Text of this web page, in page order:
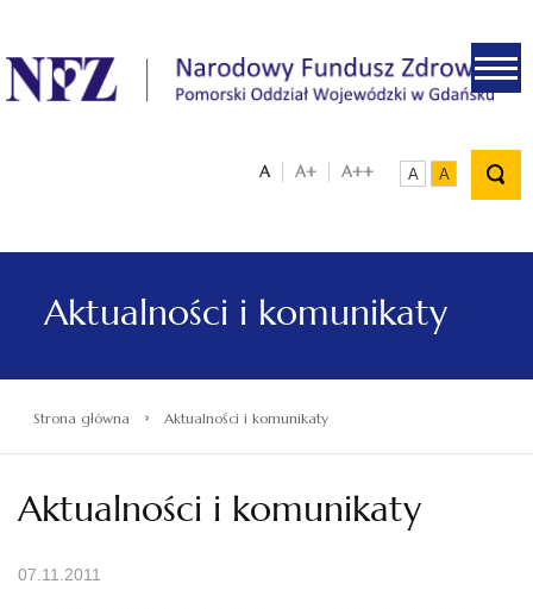
.
A A+ A++ A A
Aktualności i komunikaty
Strona główna › Aktualności i komunikaty
Aktualności i komunikaty
07.11.2011